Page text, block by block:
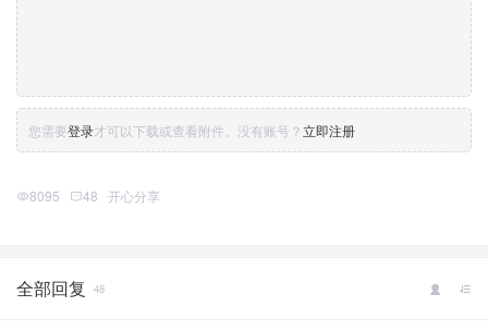
您需要登录才可以下载或查看附件。没有账号？立即注册
8095 48 开心分享
全部回复 48